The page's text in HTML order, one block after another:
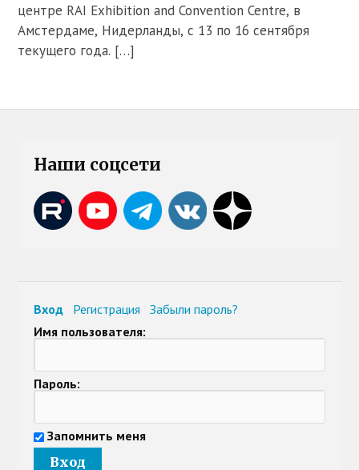
центре RAI Exhibition and Convention Centre, в
Амстердаме, Нидерланды, с 13 по 16 сентября
текущего года. […]
Наши соцсети
Вход Регистрация
Забыли пароль?
Имя пользователя:
Пароль:
Запомнить меня